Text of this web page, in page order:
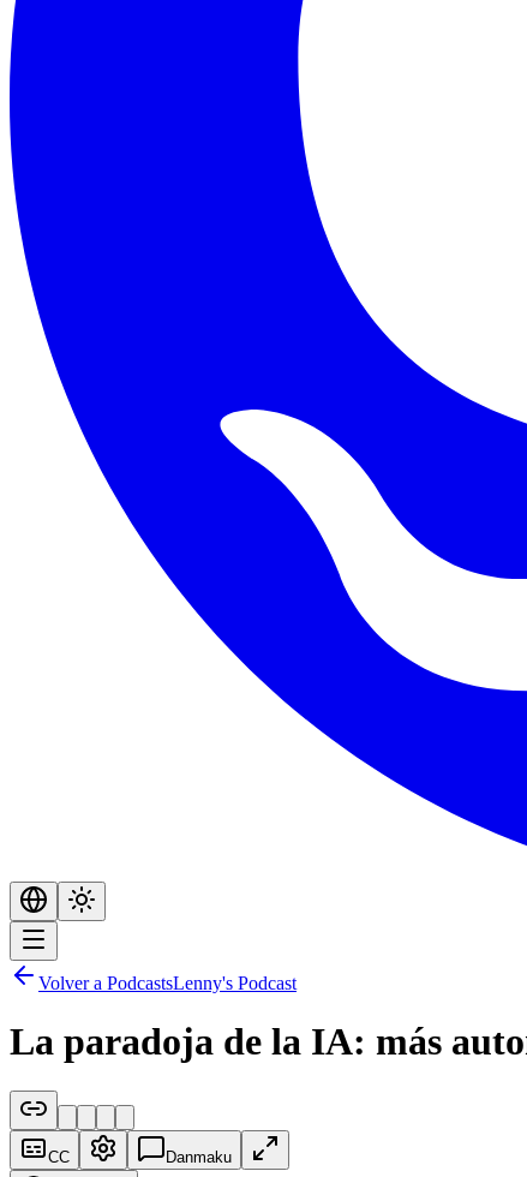
Volver a PodcastsLenny's Podcast
La paradoja de la IA: más
CC Danmaku